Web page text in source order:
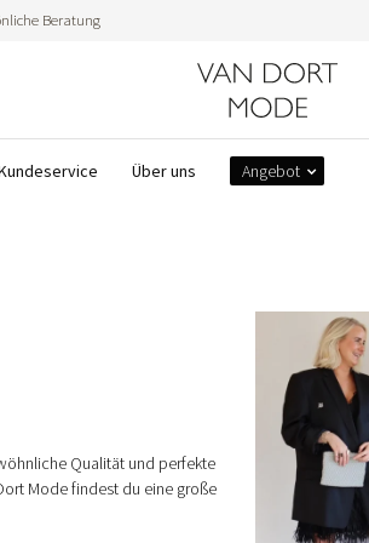
Beratung
Über uns Angebot
Qualität und perfekte
Mode findest du eine große